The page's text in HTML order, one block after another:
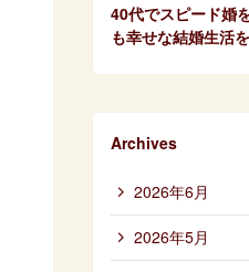
40代でスピード婚
も幸せな結婚生活
Archives
2026年6月
2026年5月